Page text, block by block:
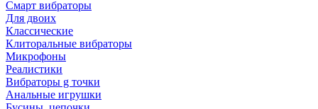
Смарт вибраторы
Для двоих
Классические
Клиторальные вибраторы
Микрофоны
Реалистики
Вибраторы g точки
Анальные игрушки